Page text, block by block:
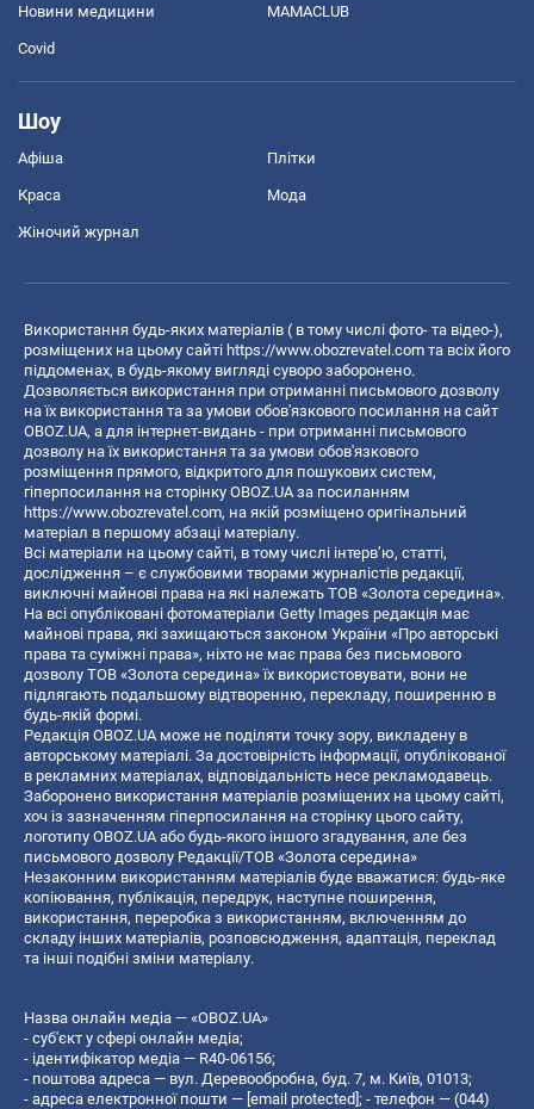
Новини медицини MAMACLUB
Covid
Шоу
Афіша Плітки
Краса Мода
Жіночий журнал
Використання будь-яких матеріалів ( в тому числі фото- та відео-),
розміщених на цьому сайті https://www.obozrevatel.com та всіх його
піддоменах, в будь-якому вигляді суворо заборонено.
Дозволяється використання при отриманні письмового дозволу
на їх використання та за умови обов'язкового посилання на сайт
OBOZ.UA, а для інтернет-видань - при отриманні письмового
дозволу на їх використання та за умови обов'язкового
розміщення прямого, відкритого для пошукових систем,
гіперпосилання на сторінку OBOZ.UA за посиланням
https://www.obozrevatel.com, на якій розміщено оригінальний
матеріал в першому абзаці матеріалу.
Всі матеріали на цьому сайті, в тому числі інтерв’ю, статті,
дослідження – є службовими творами журналістів редакції,
виключні майнові права на які належать ТОВ «Золота середина».
На всі опубліковані фотоматеріали Getty Images редакція має
майнові права, які захищаються законом України «Про авторські
права та суміжні права», ніхто не має права без письмового
дозволу ТОВ «Золота середина» їх використовувати, вони не
підлягають подальшому відтворенню, перекладу, поширенню в
будь-якій формі.
Редакція OBOZ.UA може не поділяти точку зору, викладену в
авторському матеріалі. За достовірність інформації, опублікованої
в рекламних матеріалах, відповідальність несе рекламодавець.
Заборонено використання матеріалів розміщених на цьому сайті,
хоч із зазначенням гіперпосилання на сторінку цього сайту,
логотипу OBOZ.UA або будь-якого іншого згадування, але без
письмового дозволу Редакції/ТОВ «Золота середина»
Незаконним використанням матеріалів буде вважатися: будь-яке
копiювання, публiкацiя, передрук, наступне поширення,
використання, переробка з використанням, включенням до
складу інших матеріалів, розповсюдження, адаптація, переклад
та інші подібні зміни матеріалу.
Назва онлайн медіа — «OBOZ.UA»
- суб'єкт у сфері онлайн медіа;
- ідентифікатор медіа — R40-06156;
- поштова адреса — вул. Деревообробна, буд. 7, м. Київ, 01013;
- адреса електронної пошти — [email protected]; - телефон — (044)